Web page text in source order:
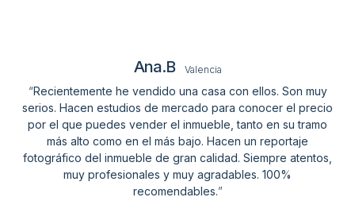
Ana.B Valencia
“Recientemente he vendido una casa con ellos. Son muy
serios. Hacen estudios de mercado para conocer el precio
por el que puedes vender el inmueble, tanto en su tramo
más alto como en el más bajo. Hacen un reportaje
fotográfico del inmueble de gran calidad. Siempre atentos,
muy profesionales y muy agradables. 100%
recomendables.”